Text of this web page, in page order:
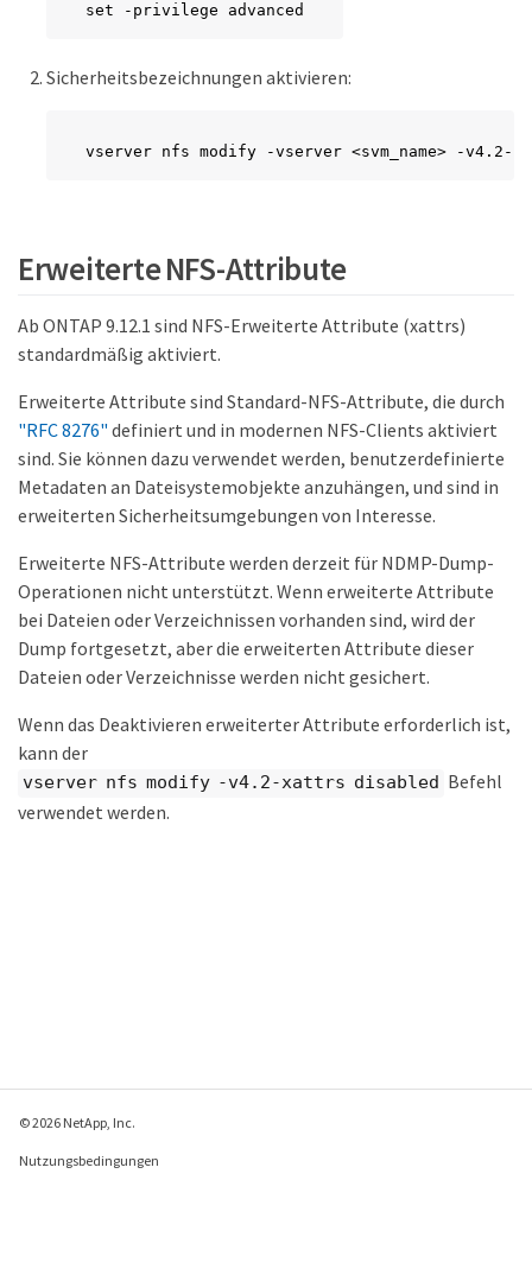
set -privilege advanced
Sicherheitsbezeichnungen aktivieren:
vserver nfs modify -vserver <svm_name> -v4.2-
Erweiterte NFS-Attribute
Ab ONTAP 9.12.1 sind NFS-Erweiterte Attribute (xattrs)
standardmäßig aktiviert.
Erweiterte Attribute sind Standard-NFS-Attribute, die durch
"RFC 8276" definiert und in modernen NFS-Clients aktiviert
sind. Sie können dazu verwendet werden, benutzerdefinierte
Metadaten an Dateisystemobjekte anzuhängen, und sind in
erweiterten Sicherheitsumgebungen von Interesse.
Erweiterte NFS-Attribute werden derzeit für NDMP-Dump-
Operationen nicht unterstützt. Wenn erweiterte Attribute
bei Dateien oder Verzeichnissen vorhanden sind, wird der
Dump fortgesetzt, aber die erweiterten Attribute dieser
Dateien oder Verzeichnisse werden nicht gesichert.
Wenn das Deaktivieren erweiterter Attribute erforderlich ist,
kann der
vserver nfs modify -v4.2-xattrs disabled Befehl
verwendet werden.
© 2026 NetApp, Inc.
Nutzungsbedingungen